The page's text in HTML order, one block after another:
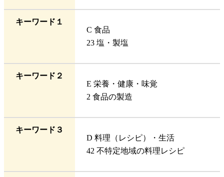
キーワード１
C 食品
23 塩・製塩
キーワード２
E 栄養・健康・味覚
2 食品の製造
キーワード３
D 料理（レシピ）・生活
42 不特定地域の料理レシピ